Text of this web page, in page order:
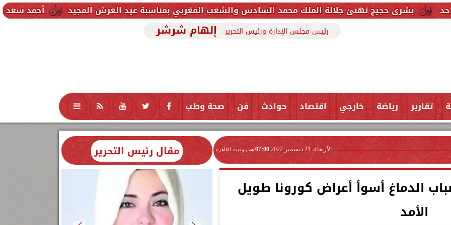
أحمد سعد يطلق «الألبوم تهنئ جلالة الملك محمد السادس والشعب المغربي بمناسبة عيد العرش المجيد
رئيس مجلس الإدارة ورئيس التحرير إلهام شرشر
تقارير رياضة خارجي اقتصاد حوادث فن صحة وطب تكنولوجيا منوعات محافظات
الأربعاء، 21 ديسمبر 2022 07:00 مـ بتوقيت القاهرة
الدماغ أسوأ أعراض كورونا طويل
الأمد
مقال رئيس التحرير